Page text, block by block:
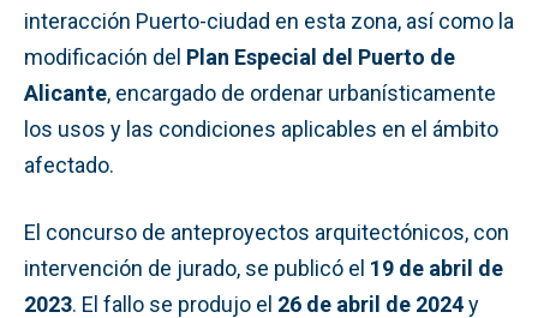
interacción Puerto-ciudad en esta zona, así como la
modificación del Plan Especial del Puerto de
Alicante, encargado de ordenar urbanísticamente
los usos y las condiciones aplicables en el ámbito
afectado.
El concurso de anteproyectos arquitectónicos, con
intervención de jurado, se publicó el 19 de abril de
2023. El fallo se produjo el 26 de abril de 2024y